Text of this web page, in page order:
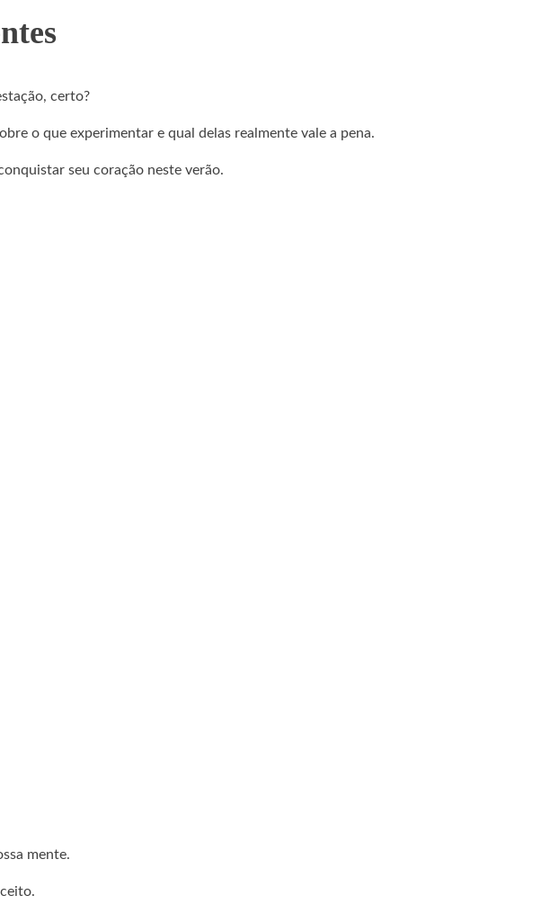
certo?
o que experimentar e qual delas realmente vale a pena.
seu coração neste verão.
mente.